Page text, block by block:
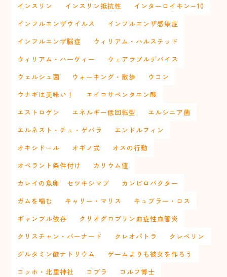
インスリン
インスリン抵抗性
インターロイキン−10
インフルエンザウイルス
インフルエンザ感染症
インフルエンザ脳症
ウィリアム・ハルステッド
ウィリアム・ハーヴィー
ウェアラブルデバイス
ウェルシュ菌
ウォーキング・散歩
ウコン
ウナギは美味い！
エイコサペンタエン酸
エストロゲン
エネルギー低回転型
エルシニア菌
エルネスト・チェ・ゲバラ
エンドルフィン
オキシドール
オギノ式
オスの行動
オペラント条件付け
カリウム値
カレイの魚卵 セツキシマブ
カンピロバクター
ガムを噛む
キャリー・マリス
キュブラー・ロス
ギャンブル依存
クリオグロブリン血症性血管炎
クリスチャン・バーナード
クレオパトラ
クレペリン
グルタミン酸ナトリウム
ゲームよりも彼女を作ろう
コッホ・北里神社
コブラ
コルフ博士